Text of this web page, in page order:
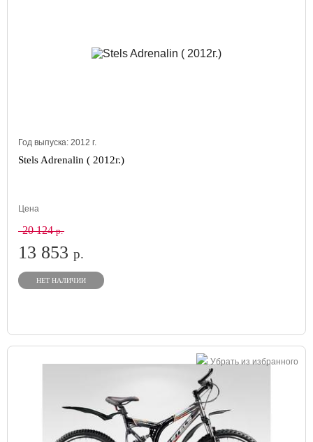
Год выпуска: 2012 г.
Stels Adrenalin ( 2012г.)
Цена
20 124р.
13 853 р.
НЕТ НАЛИЧИИ
Убрать из избранного